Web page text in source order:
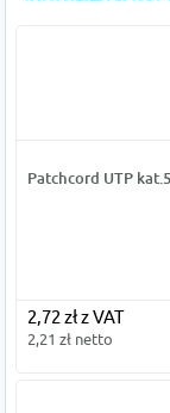
Patchcord UTP
2,72 zł z VAT
2,21 zł netto